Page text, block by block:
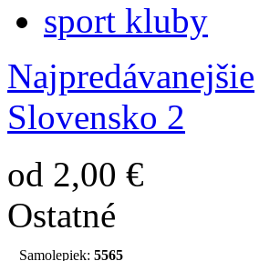
sport kluby
Najpredávanejšie
Slovensko 2
od 2,00 €
Ostatné
Samolepiek: 5565